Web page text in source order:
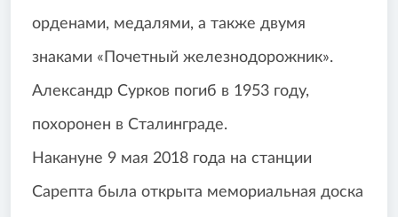
орденами, медалями, а также двумя
знаками «Почетный железнодорожник».
Александр Сурков погиб в 1953 году,
похоронен в Сталинграде.
Накануне 9 мая 2018 года на станции
Сарепта была открыта мемориальная доска